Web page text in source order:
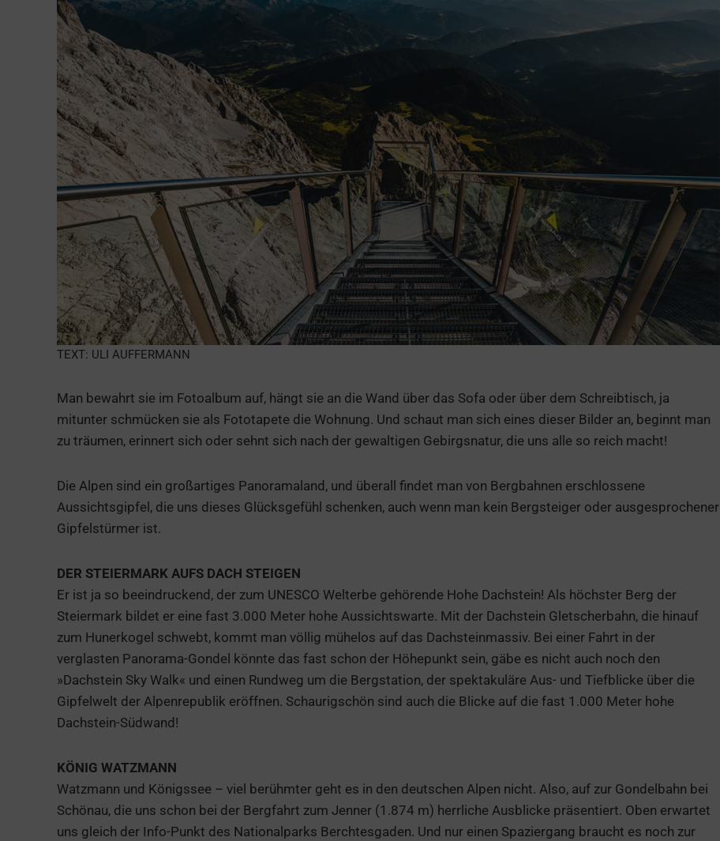
TEXT: ULI AUFFERMANN
Man bewahrt sie im Fotoalbum auf, hängt sie an die Wand über das Sofa oder über dem Schreibtisch, ja
mitunter schmücken sie als Fototapete die Wohnung. Und schaut man sich eines dieser Bilder an, beginnt man
zu träumen, erinnert sich oder sehnt sich nach der gewaltigen Gebirgsnatur, die uns alle so reich macht!
Die Alpen sind ein großartiges Panoramaland, und überall findet man von Bergbahnen erschlossene
Aussichtsgipfel, die uns dieses Glücksgefühl schenken, auch wenn man kein Bergsteiger oder ausgesprochener
Gipfelstürmer ist.
DER STEIERMARK AUFS DACH STEIGEN
Er ist ja so beeindruckend, der zum UNESCO Welterbe gehörende Hohe Dachstein! Als höchster Berg der
Steiermark bildet er eine fast 3.000 Meter hohe Aussichtswarte. Mit der Dachstein Gletscherbahn, die hinauf
zum Hunerkogel schwebt, kommt man völlig mühelos auf das Dachsteinmassiv. Bei einer Fahrt in der
verglasten Panorama-Gondel könnte das fast schon der Höhepunkt sein, gäbe es nicht auch noch den
»Dachstein Sky Walk« und einen Rundweg um die Bergstation, der spektakuläre Aus- und Tiefblicke über die
Gipfelwelt der Alpenrepublik eröffnen. Schaurigschön sind auch die Blicke auf die fast 1.000 Meter hohe
Dachstein-Südwand!
KÖNIG WATZMANN
Watzmann und Königssee – viel berühmter geht es in den deutschen Alpen nicht. Also, auf zur Gondelbahn bei
Schönau, die uns schon bei der Bergfahrt zum Jenner (1.874 m) herrliche Ausblicke präsentiert. Oben erwartet
uns gleich der Info-Punkt des Nationalparks Berchtesgaden. Und nur einen Spaziergang braucht es noch zur